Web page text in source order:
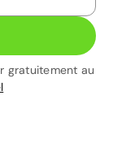
gratuitement au